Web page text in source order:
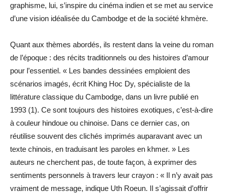
graphisme, lui, s’inspire du cinéma indien et se met au service
d’une vision idéalisée du Cambodge et de la société khmère.
Quant aux thèmes abordés, ils restent dans la veine du roman
de l’époque : des récits traditionnels ou des histoires d’amour
pour l’essentiel. « Les bandes dessinées emploient des
scénarios imagés, écrit Khing Hoc Dy, spécialiste de la
littérature classique du Cambodge, dans un livre publié en
1993 (1). Ce sont toujours des histoires exotiques, c’est-à-dire
à couleur hindoue ou chinoise. Dans ce dernier cas, on
réutilise souvent des clichés imprimés auparavant avec un
texte chinois, en traduisant les paroles en khmer. » Les
auteurs ne cherchent pas, de toute façon, à exprimer des
sentiments personnels à travers leur crayon : « Il n’y avait pas
vraiment de message, indique Uth Roeun. Il s’agissait d’offrir